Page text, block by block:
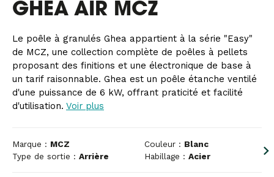
GHEA AIR MCZ
Le poêle à granulés Ghea appartient à la série "Easy"
de MCZ, une collection complète de poêles à pellets
proposant des finitions et une électronique de base à
un tarif raisonnable. Ghea est un poêle étanche ventilé
d'une puissance de 6 kW, offrant praticité et facilité
d'utilisation. Voir plus
Marque : MCZ
Type de sortie : Arrière
Couleur : Blanc
Habillage : Acier